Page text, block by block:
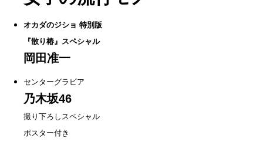
オカダのジショ 特別版
『散り椿』スペシャル
岡田准一
センターグラビア
乃木坂46
撮り下ろしスペシャル
ポスター付き